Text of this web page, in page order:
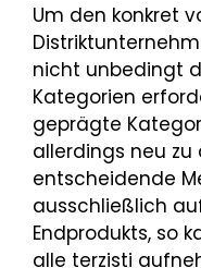
Um den konkret
nicht unbedingt
Kategorien
geprägte
allerdings neu zu
entscheidende
ausschließlich
Endprodukts, so
alle terzisti